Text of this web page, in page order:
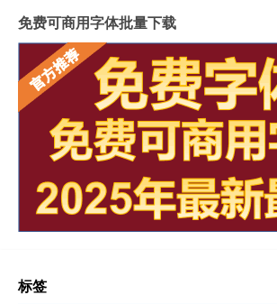
免费可商用字体批量下载
标签